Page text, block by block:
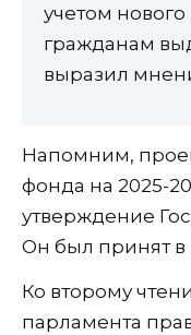
учетом
гражданам
выразил
Напомним,
фонда на 2025-
утверждение
Он был принят в
Ко второму
парламента